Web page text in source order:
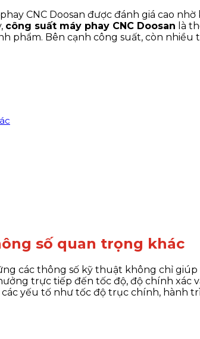
CNC Doosan được đánh giá cao
công suất máy phay CNC Doosan là
phẩm. Bên cạnh công suất, còn nhiều
số quan trọng khác
các thông số kỹ thuật không chỉ
trực tiếp đến tốc độ, độ chính xác
yếu tố như tốc độ trục chính, hành